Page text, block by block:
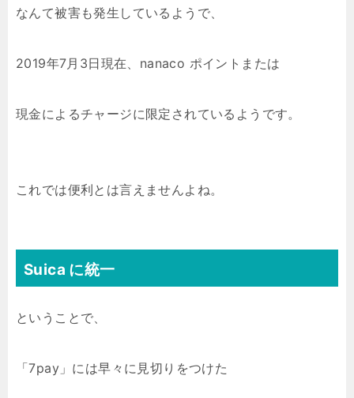
なんて被害も発生しているようで、
2019年7月3日現在、nanaco ポイントまたは
現金によるチャージに限定されているようです。
これでは便利とは言えませんよね。
Suica に統一
ということで、
「7pay」には早々に見切りをつけた